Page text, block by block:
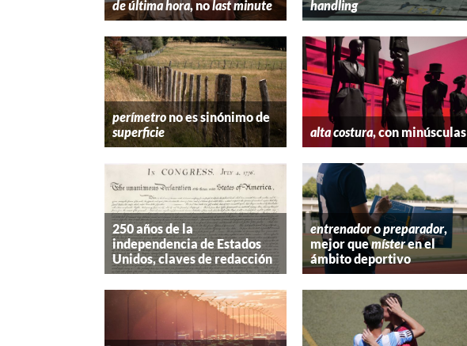
de última hora, nolast minute
handling
perímetrono es sinónimo de
superficie
alta costura, con minúsculas
250 años de la
independencia de Estados
Unidos, claves de redacción
entrenadoropreparador,
mejor quemísteren el
ámbito deportivo